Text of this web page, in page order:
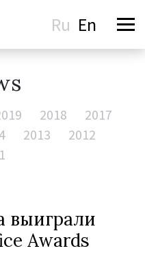
Ru En
2018
2017
2013
2012
выиграли
Awards